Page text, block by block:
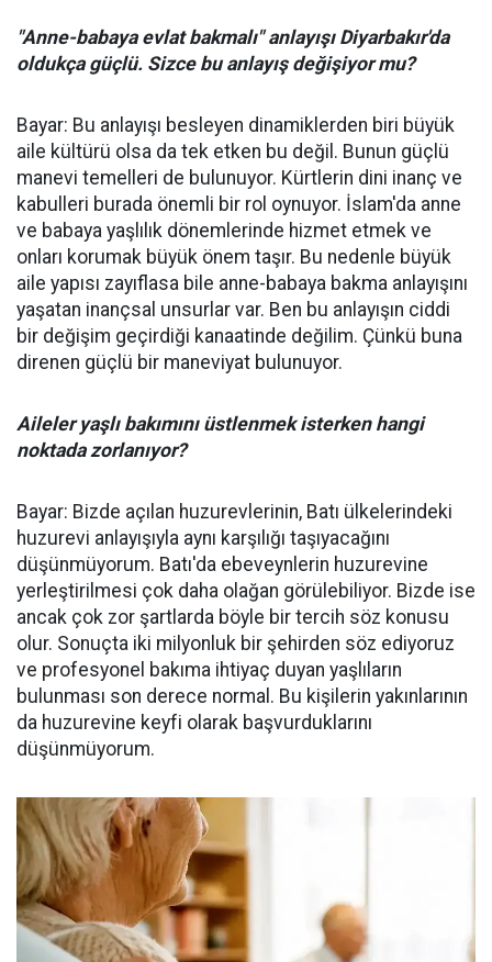
"Anne-babaya evlat bakmalı" anlayışı Diyarbakır'da
oldukça güçlü. Sizce bu anlayış değişiyor mu?
Bayar: Bu anlayışı besleyen dinamiklerden biri büyük
aile kültürü olsa da tek etken bu değil. Bunun güçlü
manevi temelleri de bulunuyor. Kürtlerin dini inanç ve
kabulleri burada önemli bir rol oynuyor. İslam'da anne
ve babaya yaşlılık dönemlerinde hizmet etmek ve
onları korumak büyük önem taşır. Bu nedenle büyük
aile yapısı zayıflasa bile anne-babaya bakma anlayışını
yaşatan inançsal unsurlar var. Ben bu anlayışın ciddi
bir değişim geçirdiği kanaatinde değilim. Çünkü buna
direnen güçlü bir maneviyat bulunuyor.
Aileler yaşlı bakımını üstlenmek isterken hangi
noktada zorlanıyor?
Bayar: Bizde açılan huzurevlerinin, Batı ülkelerindeki
huzurevi anlayışıyla aynı karşılığı taşıyacağını
düşünmüyorum. Batı'da ebeveynlerin huzurevine
yerleştirilmesi çok daha olağan görülebiliyor. Bizde ise
ancak çok zor şartlarda böyle bir tercih söz konusu
olur. Sonuçta iki milyonluk bir şehirden söz ediyoruz
ve profesyonel bakıma ihtiyaç duyan yaşlıların
bulunması son derece normal. Bu kişilerin yakınlarının
da huzurevine keyfi olarak başvurduklarını
düşünmüyorum.